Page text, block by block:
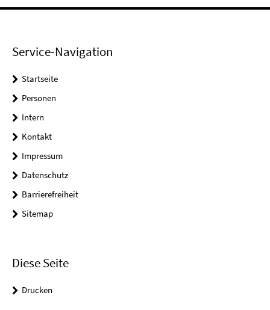
Service-Navigation
Startseite
Personen
Intern
Kontakt
Impressum
Datenschutz
Barrierefreiheit
Sitemap
Diese Seite
Drucken